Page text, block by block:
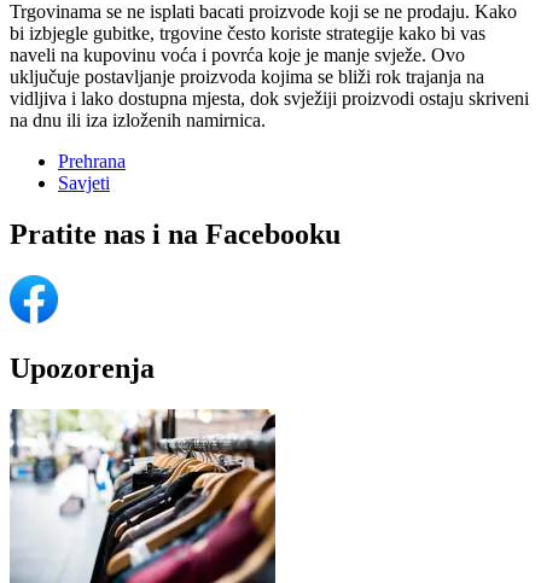
Trgovinama se ne isplati bacati proizvode koji se ne prodaju. Kako
bi izbjegle gubitke, trgovine često koriste strategije kako bi vas
naveli na kupovinu voća i povrća koje je manje svježe. Ovo
uključuje postavljanje proizvoda kojima se bliži rok trajanja na
vidljiva i lako dostupna mjesta, dok svježiji proizvodi ostaju skriveni
na dnu ili iza izloženih namirnica.
Prehrana
Savjeti
Pratite nas i na Facebooku
Upozorenja